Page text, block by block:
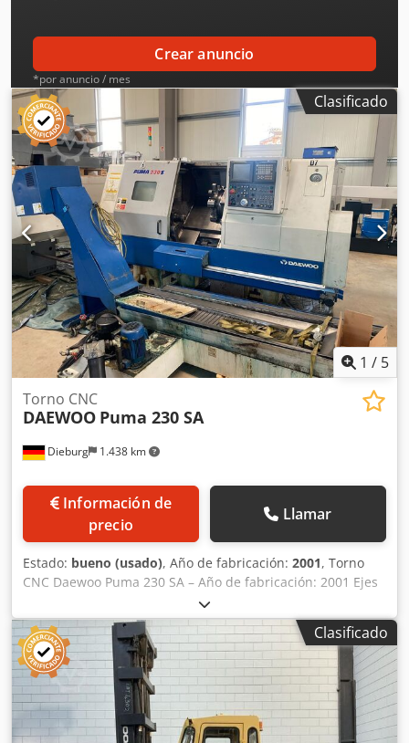
Crear anuncio
*por anuncio / mes
Clasificado
1 / 5
Dieburg 1.438 km
Torno CNC
DAEWOO Puma 230 SA
Información de
precio
Llamar
Estado: bueno (usado), Año de fabricación: 2001, Torno
CNC Daewoo Puma 230 SA – Año de fabricación: 2001 Ejes
controlados: 3 (X – Z – B) Control numérico: Fanuc Serie 18-
T Diámetro máximo de torneado sobre el carro: 510 mm
Diámetro máximo de torneado: 350 mm Longitud máxima
de torneado: 548 mm Diámetro del orificio para barras: Ø
65 mm Cono del eje: ASA A2-6" Portaherramientas de tres
mordazas: 2 x portaherramientas de sujeción Velocidad de
giro del eje: 45 – 4.500 RPM Djdpozr Hfnjfx Aqgeck Potencia
del motor del eje: 15 kW Recorrido del eje X: 205 mm
Clasificado